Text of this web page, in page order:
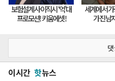
이시간 핫뉴스